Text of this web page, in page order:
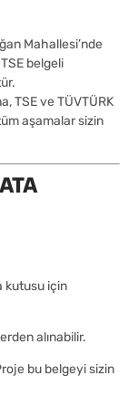
Mahallesi’nde
belgeli
TSE ve TÜVTÜRK
aşamalar sizin
kutusu için
alınabilir.
bu belgeyi sizin